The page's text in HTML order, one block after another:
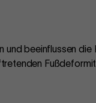
beeinflussen die